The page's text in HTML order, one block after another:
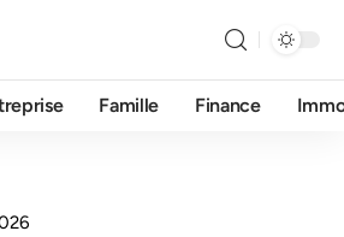
Famille Finance